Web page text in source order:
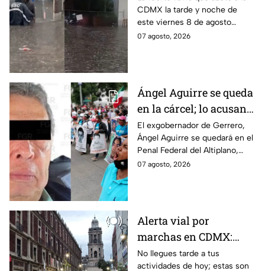
HOY viernes 7 de
agosto
CDMX la tarde y noche de
este viernes 8 de agosto
provocó inundaciones y otras
07 agosto, 2026
Ángel Aguirre se queda
en la cárcel; lo acusan
de destruir
información del caso
Ayotzinapa
El exgobernador de Gerrero,
Ángel Aguirre se quedará en el
Penal Federal del Altiplano,
luego de que fue detenido ayer
07 agosto, 2026
Alerta vial por
marchas en CDMX:
Manifestantes retiran
No llegues tarde a tus
actividades de hoy; estas son